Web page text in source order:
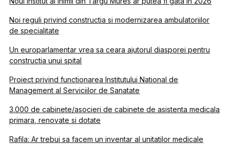
Noi reguli privind constructia si modernizarea ambulatoriilor
de specialitate
Un europarlamentar vrea sa ceara ajutorul diasporei pentru
constructia unui spital
Proiect privind functionarea Institutului National de
Management al Serviciilor de Sanatate
3.000 de cabinete/asocieri de cabinete de asistenta medicala
primara, renovate si dotate
Rafila: Ar trebui sa facem un inventar al unitatilor medicale